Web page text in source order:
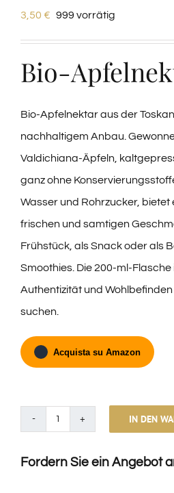
3,50 € 999 vorrätig
Bio-
Bio-Apfelnektar aus der
nachhaltigem Anbau.
Valdichiana-Äpfeln,
ganz ohne
Wasser und Rohrzucker, bietet
frischen und samtigen
Frühstück, als Snack oder als
Smoothies. Die 200-ml-Flasche
Authentizität und
suchen.
Acquista su Amazon
IN DEN
Fordern Sie ein Angebot